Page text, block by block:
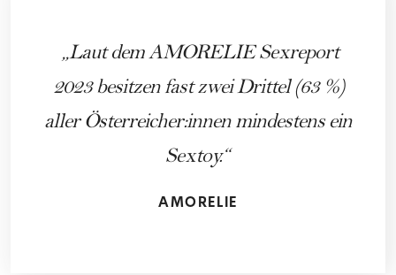
Laut dem AMORELIE Sexreport
2023 besitzen fast zwei Drittel (63 %)
aller Österreicher:innen mindestens ein
Sextoy.
AMORELIE